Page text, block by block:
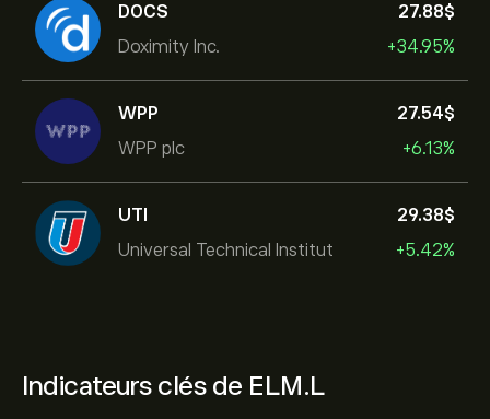
DOCS
Doximity Inc.
27.88‎$‎
+34.95%
WPP
WPP plc
27.54‎$‎
+6.13%
UTI
Universal Technical Institut
29.38‎$‎
+5.42%
Indicateurs clés de ELM.L